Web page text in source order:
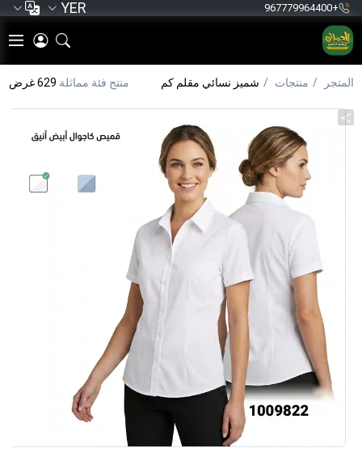
+967779964400
YER
المتجر منتجات شميز نسائي مقلم كم منتج فئة مماثلة 629 غرض